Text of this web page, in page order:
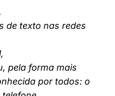
de texto nas redes
pela forma mais
por todos: o